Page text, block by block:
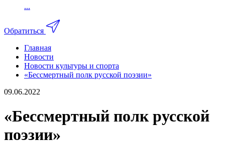
...
Обратиться
Главная
Новости
Новости культуры и спорта
«Бессмертный полк русской поэзии»
09.06.2022
«Бессмертный полк русской
поэзии»